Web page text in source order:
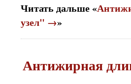
Читать дальше «
узел" →»
Антижирная